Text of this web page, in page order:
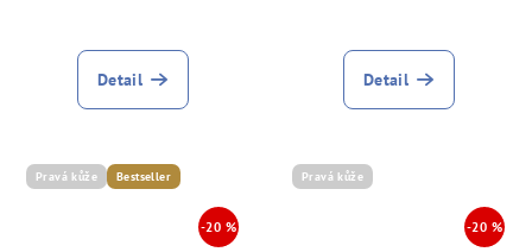
Detail Detail
Pravá kůže Bestseller Pravá kůže